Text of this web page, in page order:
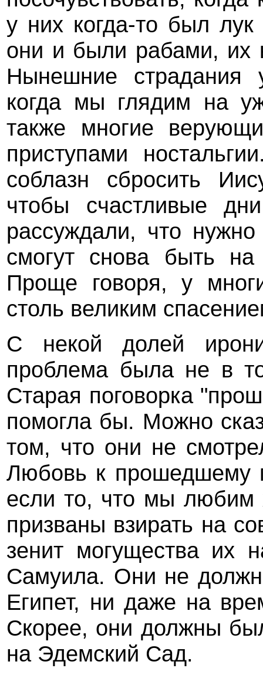
у них когда-то был
они и были рабами, их
Нынешние страдания
когда мы глядим на
также многие
приступами
соблазн сбросить
чтобы счастливые
рассуждали, что
смогут снова быть
Проще говоря, у
столь великим
С некой долей
проблема была не в
Старая поговорка
помогла бы. Можно
том, что они не
Любовь к прошедшему
если то, что мы
призваны взирать на
зенит могущества их
Самуила. Они не
Египет, ни даже на
Скорее, они должны
на Эдемский Сад.